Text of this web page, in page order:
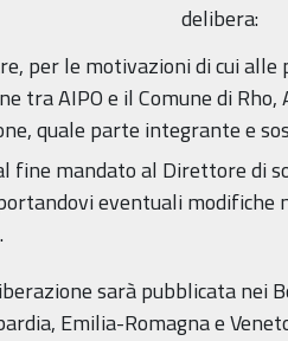
delibera:
per le motivazioni di cui alle
tra AIPO e il Comune di
quale parte integrante e
fine mandato al Direttore di
eventuali modifiche
sarà pubblicata nei
Emilia-Romagna e